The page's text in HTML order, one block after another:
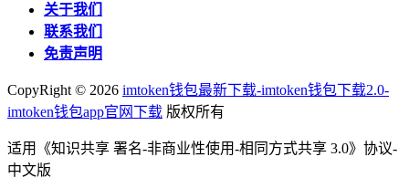
关于我们
联系我们
免责声明
CopyRight © 2026 imtoken钱包最新下载-imtoken钱包下载2.0-
imtoken钱包app官网下载 版权所有
适用《知识共享 署名-非商业性使用-相同方式共享 3.0》协议-
中文版